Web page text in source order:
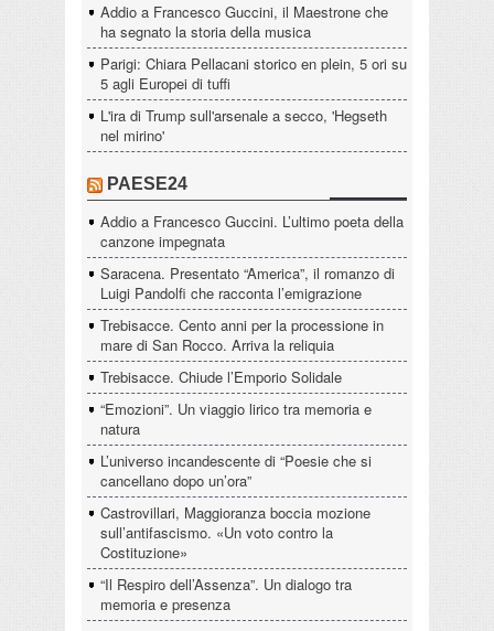
Addio a Francesco Guccini, il Maestrone che
ha segnato la storia della musica
Parigi: Chiara Pellacani storico en plein, 5 ori su
5 agli Europei di tuffi
L'ira di Trump sull'arsenale a secco, 'Hegseth
nel mirino'
PAESE24
Addio a Francesco Guccini. L’ultimo poeta della
canzone impegnata
Saracena. Presentato “America”, il romanzo di
Luigi Pandolfi che racconta l’emigrazione
Trebisacce. Cento anni per la processione in
mare di San Rocco. Arriva la reliquia
Trebisacce. Chiude l’Emporio Solidale
“Emozioni”. Un viaggio lirico tra memoria e
natura
L’universo incandescente di “Poesie che si
cancellano dopo un’ora”
Castrovillari, Maggioranza boccia mozione
sull’antifascismo. «Un voto contro la
Costituzione»
“Il Respiro dell’Assenza”. Un dialogo tra
memoria e presenza